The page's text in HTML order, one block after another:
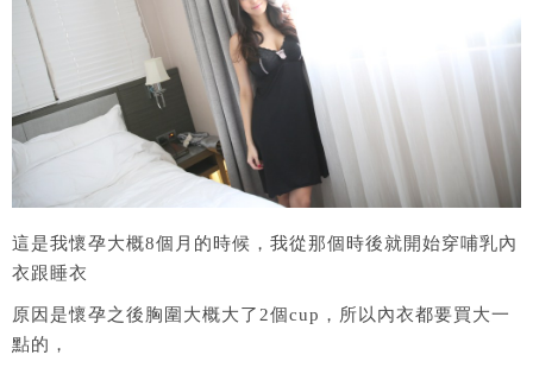
這是我懷孕大概8個月的時候，我從那個時後就開始穿哺乳內
衣跟睡衣
原因是懷孕之後胸圍大概大了2個cup，所以內衣都要買大一
點的，